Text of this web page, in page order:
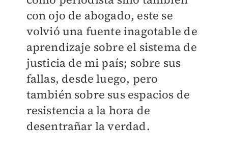
con ojo de abogado, este se
volvió una fuente inagotable de
aprendizaje sobre el sistema de
justicia de mi país; sobre sus
fallas, desde luego, pero
también sobre sus espacios de
resistencia a la hora de
desentrañar la verdad.